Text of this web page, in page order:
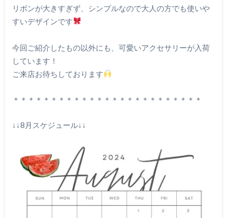
リボンが大きすぎず、シンプルなので大人の方でも使いや
すいデザインです
今回ご紹介したもの以外にも、可愛いアクセサリーが入荷
しています！
ご来店お待ちしております
＊＊＊＊＊＊＊＊＊＊＊＊＊＊＊＊＊＊＊＊＊＊＊＊＊
↓↓8月スケジュール↓↓